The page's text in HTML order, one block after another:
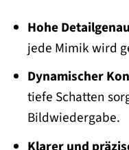
Hohe
jede Mimik wird
Dynamischer
tiefe Schatten
Bildwiedergabe.